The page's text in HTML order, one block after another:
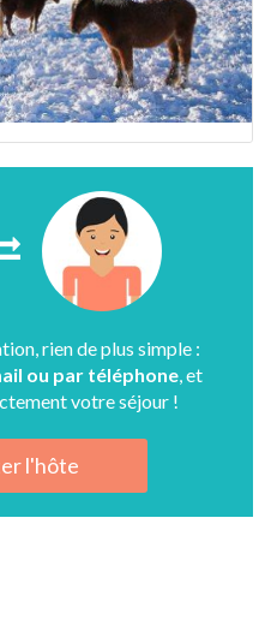
rien de plus simple :
ou par téléphone , et
votre séjour !
l'hôte